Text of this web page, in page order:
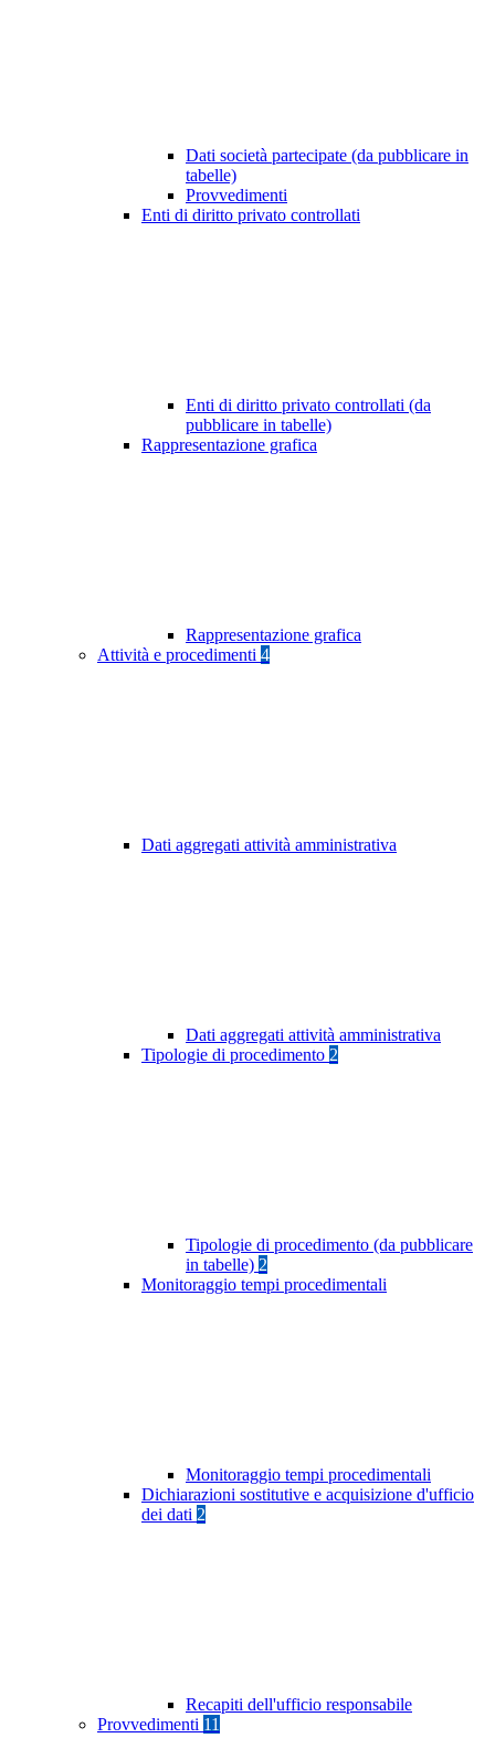
Dati società partecipate (da pubblicare in
tabelle)
Provvedimenti
Enti di diritto privato controllati
Enti di diritto privato controllati (da
pubblicare in tabelle)
Rappresentazione grafica
Rappresentazione grafica
Attività e procedimenti 4
Dati aggregati attività amministrativa
Dati aggregati attività amministrativa
Tipologie di procedimento 2
Tipologie di procedimento (da pubblicare
in tabelle) 2
Monitoraggio tempi procedimentali
Monitoraggio tempi procedimentali
Dichiarazioni sostitutive e acquisizione d'ufficio
dei dati 2
Recapiti dell'ufficio responsabile
Provvedimenti 11